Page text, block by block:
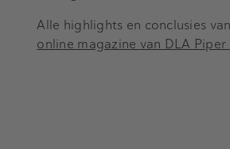
Alle highlights en conclusies
online magazine van DLA